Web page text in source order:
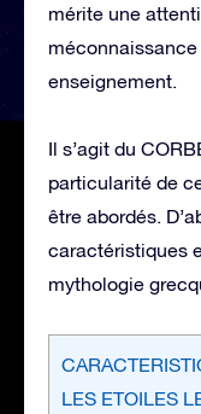
mérite une
enseignement.
Il s’agit du
particularité de
être abordés.
caractéristiques
mythologie
LES ETOILES